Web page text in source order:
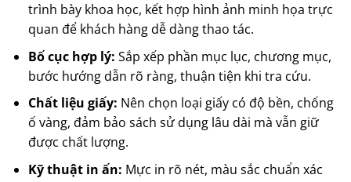
trình bày khoa học, kết hợp hình ảnh minh họa trực
quan để khách hàng dễ dàng thao tác.
Bố cục hợp lý: Sắp xếp phần mục lục, chương mục,
bước hướng dẫn rõ ràng, thuận tiện khi tra cứu.
Chất liệu giấy: Nên chọn loại giấy có độ bền, chống
ố vàng, đảm bảo sách sử dụng lâu dài mà vẫn giữ
được chất lượng.
Kỹ thuật in ấn: Mực in rõ nét, màu sắc chuẩn xác